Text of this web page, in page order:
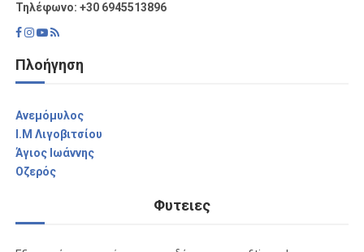
Τηλέφωνο: +30 6945513896
Πλοήγηση
Aνεμόμυλος
I.M Λιγοβιτσίου
Άγιος Ιωάννης
Οζερός
Φυτειες